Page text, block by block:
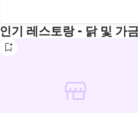
バリエーション豊富にご用意し
인기 레스토랑 - 닭 및 가